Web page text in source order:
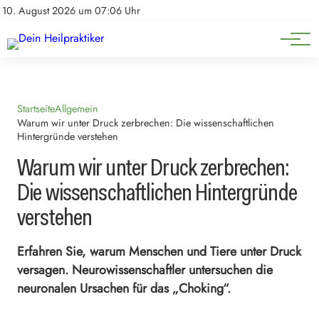
10. August 2026 um 07:06 Uhr
Impressum
Natürliche Medizin
Heilpflanzen & Kräuterkunde
StartseiteAllgemein
Warum wir unter Druck zerbrechen: Die wissenschaftlichen
Hintergründe verstehen
Warum wir unter Druck zerbrechen:
Die wissenschaftlichen Hintergründe
verstehen
Erfahren Sie, warum Menschen und Tiere unter Druck
versagen. Neurowissenschaftler untersuchen die
neuronalen Ursachen für das „Choking“.